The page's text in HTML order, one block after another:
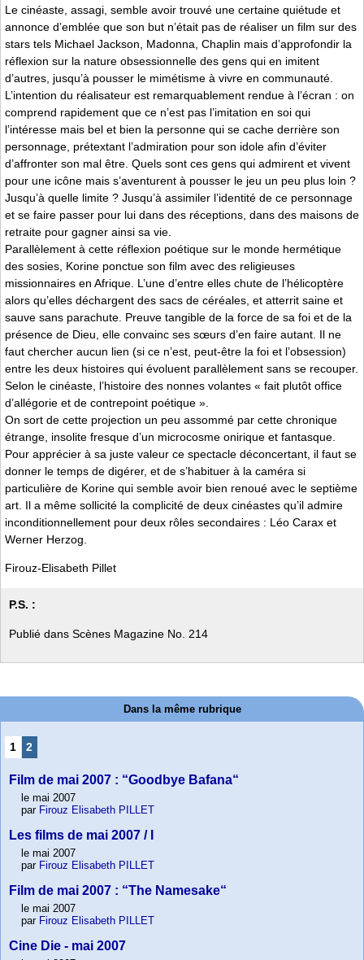
Le cinéaste, assagi, semble avoir trouvé une certaine quiétude et
annonce d’emblée que son but n’était pas de réaliser un film sur des
stars tels Michael Jackson, Madonna, Chaplin mais d’approfondir la
réflexion sur la nature obsessionnelle des gens qui en imitent
d’autres, jusqu’à pousser le mimétisme à vivre en communauté.
L’intention du réalisateur est remarquablement rendue à l’écran : on
comprend rapidement que ce n’est pas l’imitation en soi qui
l’intéresse mais bel et bien la personne qui se cache derrière son
personnage, prétextant l’admiration pour son idole afin d’éviter
d’affronter son mal être. Quels sont ces gens qui admirent et vivent
pour une icône mais s’aventurent à pousser le jeu un peu plus loin ?
Jusqu’à quelle limite ? Jusqu’à assimiler l’identité de ce personnage
et se faire passer pour lui dans des réceptions, dans des maisons de
retraite pour gagner ainsi sa vie.
Parallèlement à cette réflexion poétique sur le monde hermétique
des sosies, Korine ponctue son film avec des religieuses
missionnaires en Afrique. L’une d’entre elles chute de l’hélicoptère
alors qu’elles déchargent des sacs de céréales, et atterrit saine et
sauve sans parachute. Preuve tangible de la force de sa foi et de la
présence de Dieu, elle convainc ses sœurs d’en faire autant. Il ne
faut chercher aucun lien (si ce n’est, peut-être la foi et l’obsession)
entre les deux histoires qui évoluent parallèlement sans se recouper.
Selon le cinéaste, l’histoire des nonnes volantes « fait plutôt office
d’allégorie et de contrepoint poétique ».
On sort de cette projection un peu assommé par cette chronique
étrange, insolite fresque d’un microcosme onirique et fantasque.
Pour apprécier à sa juste valeur ce spectacle déconcertant, il faut se
donner le temps de digérer, et de s’habituer à la caméra si
particulière de Korine qui semble avoir bien renoué avec le septième
art. Il a même sollicité la complicité de deux cinéastes qu’il admire
inconditionnellement pour deux rôles secondaires : Léo Carax et
Werner Herzog.
Firouz-Elisabeth Pillet
P.S. :
Publié dans Scènes Magazine No. 214
Dans la même rubrique
1 2
Film de mai 2007 : “Goodbye Bafana“
le mai 2007
par Firouz Elisabeth PILLET
Les films de mai 2007 / I
le mai 2007
par Firouz Elisabeth PILLET
Film de mai 2007 : “The Namesake“
le mai 2007
par Firouz Elisabeth PILLET
Cine Die - mai 2007